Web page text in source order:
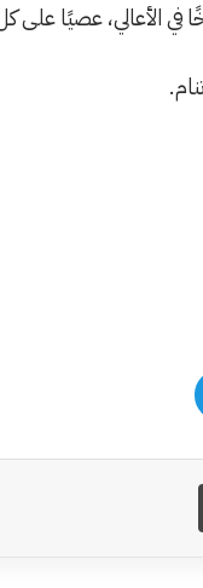
في الأعالي، عصيًا
طباعة